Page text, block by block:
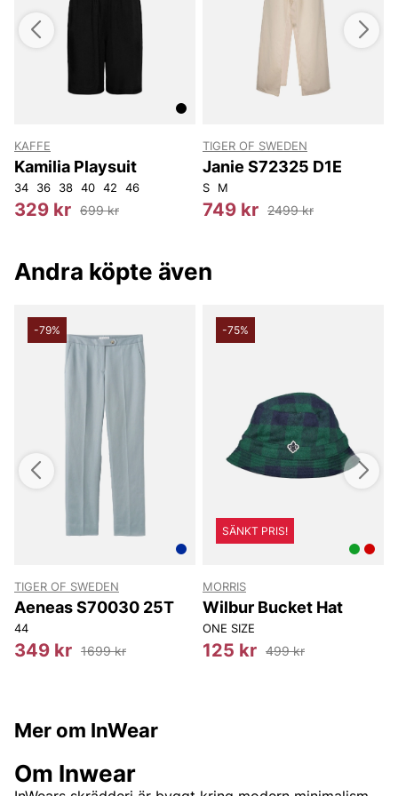
KAFFE
Kamilia Playsuit
34 36 38 40 42 46
329 kr 699 kr
TIGER OF SWEDEN
Janie S72325 D1E
S M
749 kr 2499 kr
Andra köpte även
-79%
TIGER OF SWEDEN
Aeneas S70030 25T
44
349 kr 1699 kr
-75%
SÄNKT PRIS!
MORRIS
Wilbur Bucket Hat
ONE SIZE
125 kr 499 kr
Mer om InWear
Om Inwear